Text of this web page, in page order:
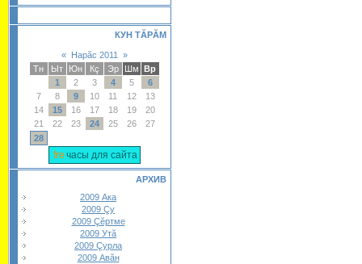
КУН ТĂРĂМ
« Нарăс 2011
»
Тн
Ыт Юн Кç Эр Шм
Вр
1
2 3 4 5
6
7
8 9 10 11 12
13
14
15 16 17 18 19
20
21
22 23 24 25 26
27
28
часы для сайта
АРХИВ
2009 Ака
2009 Çу
2009 Çĕртме
2009 Утă
2009 Çурла
2009 Авăн